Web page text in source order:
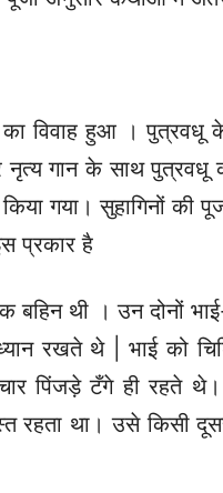
विवाह हुआ । पुत्रवधू
गान के साथ पुत्रवधू
गया। सुहागिनों की
प्रकार है
थी । उन दोनों
रखते थे | भाई को
पिंजड़े टँगे ही रहते
रहता था। उसे किसी